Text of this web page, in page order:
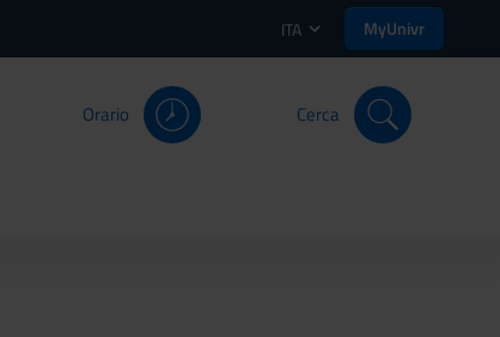
ITA MyUnivr
Orario Cerca